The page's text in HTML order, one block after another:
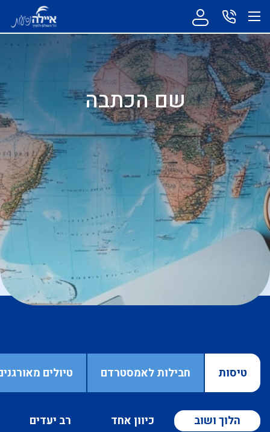
שם הכתבה
טיסות חבילות לאמסטרדם טיולים
הלוך ושוב כיוון אחד רב יעדים